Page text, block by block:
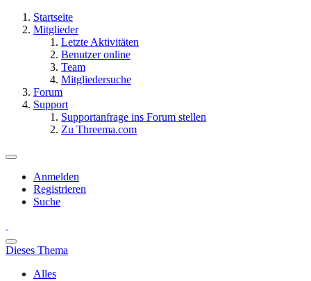
Startseite
Mitglieder
Letzte Aktivitäten
Benutzer online
Team
Mitgliedersuche
Forum
Support
Supportanfrage ins Forum stellen
Zu Threema.com
Anmelden
Registrieren
Suche
Dieses Thema
Alles